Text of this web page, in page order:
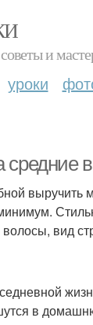
и
уроки
средние
вид
в